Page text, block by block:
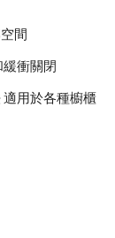
間
緩衝關閉
用於各種櫥櫃